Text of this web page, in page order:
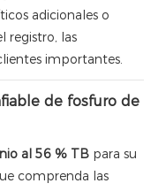
adicionales o
registro, las
importantes.
de fosfuro de
al 56 % TB para su
comprenda las